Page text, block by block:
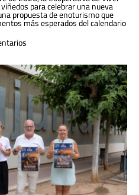
para celebrar una nueva
propuesta de enoturismo que
más esperados del calendario